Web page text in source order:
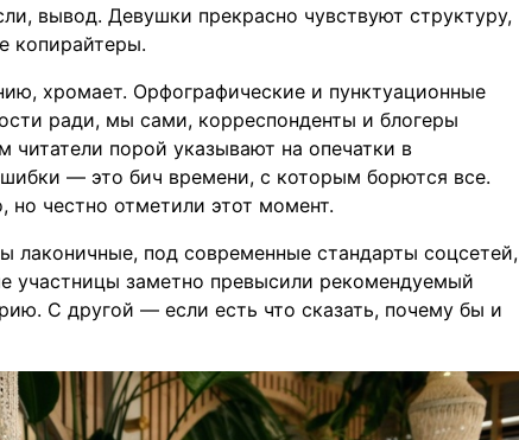
вывод. Девушки прекрасно чувствуют структуру,
копирайтеры.
хромает. Орфографические и пунктуационные
ради, мы сами, корреспонденты и блогеры
порой указывают на опечатки в
— это бич времени, с которым борются все.
честно отметили этот момент.
под современные стандарты соцсетей,
участницы заметно превысили рекомендуемый
С другой — если есть что сказать, почему бы и